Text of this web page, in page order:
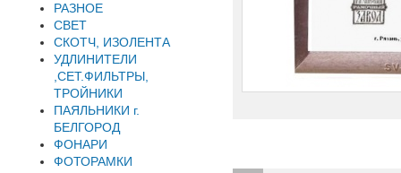
РАЗНОЕ
СВЕТ
СКОТЧ, ИЗОЛЕНТА
УДЛИНИТЕЛИ
,СЕТ.ФИЛЬТРЫ,
ТРОЙНИКИ
ПАЯЛЬНИКИ г.
БЕЛГОРОД
ФОНАРИ
ФОТОРАМКИ